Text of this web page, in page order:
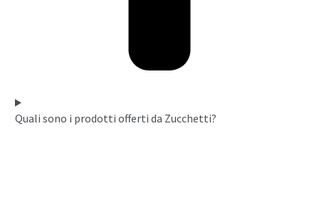
Quali sono i prodotti offerti da Zucchetti?